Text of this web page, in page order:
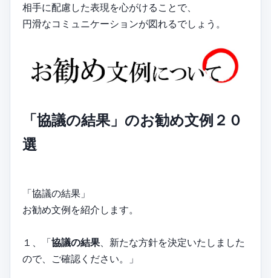
相手に配慮した表現を心がけることで、
円滑なコミュニケーションが図れるでしょう。
「協議の結果」のお勧め文例２０
選
「協議の結果」
お勧め文例を紹介します。
１、「協議の結果 、新たな方針を決定いたしました
ので、ご確認ください。」